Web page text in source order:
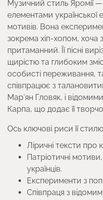
Музичний стиль Яромії
елементами української
мотивів. Вона
зокрема хіп-хопом, хоча
притаманний. Її пісні
щирістю та глибоким
особисті переживання,
співпрацює з
Мар’ян Гловяк, і
Карпа, що додає її
Ось ключові риси її
Ліричні тексти про
Патріотичні
українців.
Експерименти з
Співпраця з